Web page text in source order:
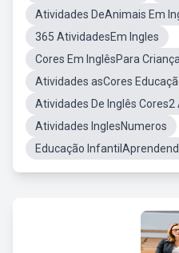
Atividades DeAnimais Em
365 AtividadesEm Ingles
Cores Em InglêsPara
Atividades asCores
Atividades De Inglês Cores2
Atividades InglesNumeros
Educação